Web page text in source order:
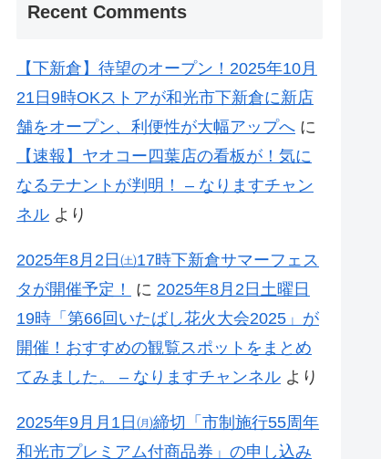
Recent Comments
【下新倉】待望のオープン！2025年10月
21日9時OKストアが和光市下新倉に新店
舗をオープン、利便性が大幅アップへ に
【速報】ヤオコー四葉店の看板が！気に
なるテナントが判明！ – なりますチャン
ネル より
2025年8月2日㈯17時下新倉サマーフェス
タが開催予定！
に 2025年8月2日土曜日
19時「第66回いたばし花火大会2025」が
開催！おすすめの観覧スポットをまとめ
てみました。 – なりますチャンネル より
2025年9月月1日㈪締切「市制施行55周年
和光市プレミアム付商品券」の申し込み